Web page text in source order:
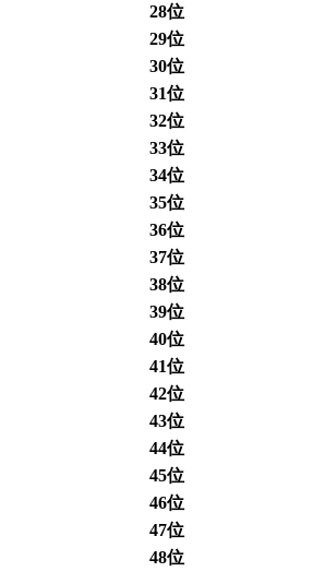
28位
29位
30位
31位
32位
33位
34位
35位
36位
37位
38位
39位
40位
41位
42位
43位
44位
45位
46位
47位
48位